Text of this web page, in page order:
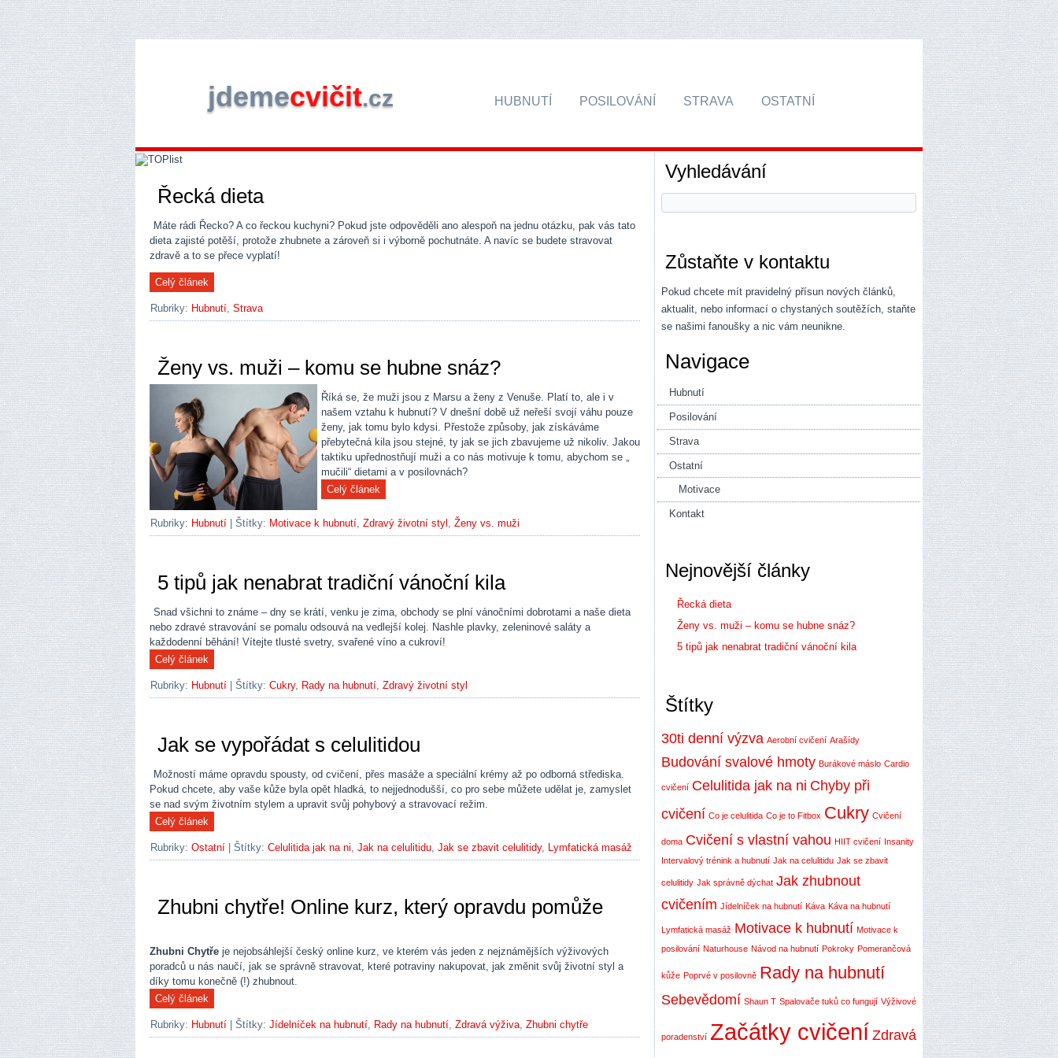
jdemecvičit.cz HUBNUTÍ POSILOVÁNÍ STRAVA OSTATNÍ
Řecká dieta
Máte rádi Řecko? A co řeckou kuchyni? Pokud jste odpověděli ano alespoň na jednu otázku, pak vás tato
dieta zajisté potěší, protože zhubnete a zároveň si i výborně pochutnáte. A navíc se budete stravovat
zdravě a to se přece vyplatí!
Rubriky: Hubnutí, Strava
Ženy vs. muži – komu se hubne snáz?
Říká se, že muži jsou z Marsu a ženy z Venuše. Platí to, ale i v
našem vztahu k hubnutí? V dnešní době už neřeší svojí váhu pouze
ženy, jak tomu bylo kdysi. Přestože způsoby, jak získáváme
přebytečná kila jsou stejné, ty jak se jich zbavujeme už nikoliv. Jakou
taktiku upřednostňují muži a co nás motivuje k tomu, abychom se „
mučili“ dietami a v posilovnách?
Rubriky: Hubnutí Štítky: Motivace k hubnutí, Zdravý životní styl , Ženy vs. muži
5 tipů jak nenabrat tradiční vánoční kila
Snad všichni to známe – dny se krátí, venku je zima, obchody se plní vánočními dobrotami a naše dieta
nebo zdravé stravování se pomalu odsouvá na vedlejší kolej. Nashle plavky, zeleninové saláty a
každodenní běhání! Vítejte tlusté svetry, svařené víno a cukroví!
Rubriky: Hubnutí Štítky: Cukry, Rady na hubnutí, Zdravý životní styl
Jak se vypořádat s celulitidou
Možností máme opravdu spousty, od cvičení, přes masáže a speciální krémy až po odborná střediska.
Pokud chcete, aby vaše kůže byla opět hladká, to nejjednodušší, co pro sebe můžete udělat je, zamyslet
se nad svým životním stylem a upravit svůj pohybový a stravovací režim.
Rubriky: Ostatní Štítky: Celulitida jak na ni, Jak na celulitidu, Jak se zbavit celulitidy, Lymfatická masáž
Zhubni chytře! Online kurz, který opravdu pomůže
Zhubni Chytře je nejobsáhlejší český online kurz, ve kterém vás jeden z nejznámějších výživových
poradců u nás naučí, jak se správně stravovat, které potraviny nakupovat, jak změnit svůj životní styl a
díky tomu konečně (!) zhubnout.
Rubriky: Hubnutí Štítky: Jídelníček na hubnutí, Rady na hubnutí, Zdravá výživa, Zhubni chytře
Vyhledávání
Zůstaňte v kontaktu
Pokud chcete mít pravidelný přísun nových článků,
aktualit, nebo informací o chystaných soutěžích, staňte
se našimi fanoušky a nic vám neunikne.
Navigace
Hubnutí
Posilování
Strava
Ostatní
Motivace
Kontakt
Nejnovější články
Řecká dieta
Ženy vs. muži – komu se hubne snáz?
5 tipů jak nenabrat tradiční vánoční kila
Štítky
30ti denní výzva Aerobní cvičení Arašídy
Budování svalové hmoty Burákové máslo Cardio
cvičení Celulitida jak na ni Chyby při
cvičení Co je celulitida Co je to Fitbox Cukry Cvičení
doma Cvičení s vlastní vahou HIIT cvičení Insanity
Intervalový trénink a hubnutí Jak na celulitidu Jak se zbavit
celulitidy Jak správně dýchat Jak zhubnout
cvičením Jídelníček na hubnutí Káva Káva na hubnutí
Lymfatická masáž Motivace k hubnutí Motivace k
posilování Naturhouse Návod na hubnutí Pokroky Pomerančová
kůže Poprvé v posilovně Rady na hubnutí
Sebevědomí Shaun T Spalovače tuků co fungují Výživové
poradenství Začátky cvičení Zdravá